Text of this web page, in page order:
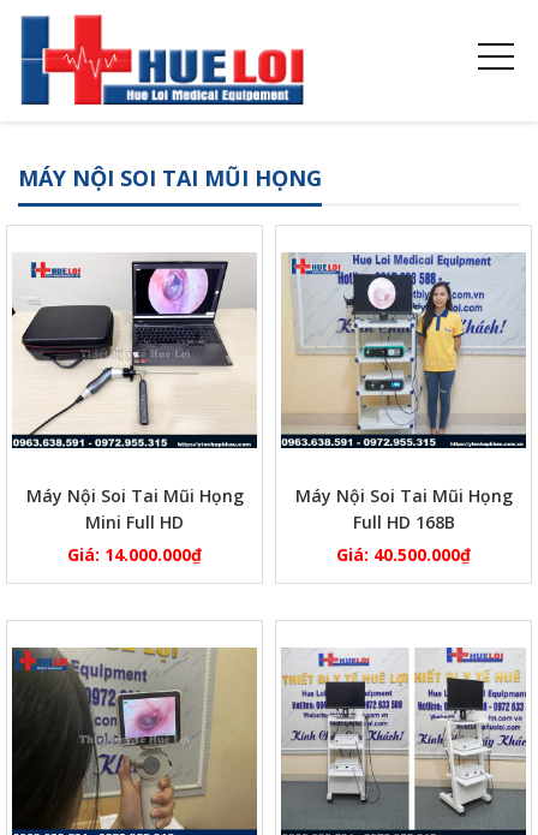
MÁY NỘI SOI TAI MŨI HỌNG
Máy Nội Soi Tai Mũi Họng
Mini Full HD
Giá: 14.000.000₫
Máy Nội Soi Tai Mũi Họng
Full HD 168B
Giá: 40.500.000₫